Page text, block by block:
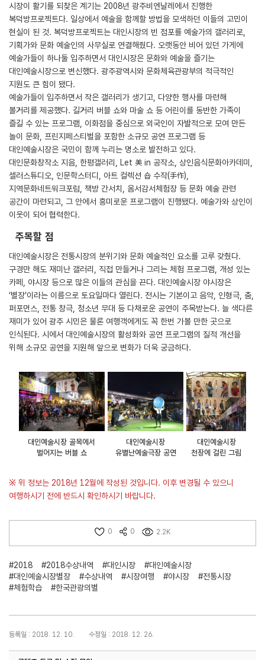
시장이 활기를 되찾은 계기는 2008년 광주비엔날레에서 진행한
복덕방프로젝트다. 일상에서 예술을 함께할 방법을 모색하던 이들의 고민이
현실이 된 것. 복덕방프로젝트는 대인시장의 빈 점포를 예술가의 갤러리로,
기획가와 문화 예술인의 사무실로 연결해줬다. 오랫동안 비어 있던 가게에
예술가들이 하나둘 입주하면서 대인시장은 문화와 예술을 즐기는
대인예술시장으로 변신했다. 광주광역시와 문화체육관광부의 적극적인
지원도 큰 힘이 됐다.
예술가들이 입주하면서 작은 갤러리가 생기고, 다양한 행사를 마련해
볼거리를 제공했다. 길거리 버블 쇼와 마술 쇼 등 어린이를 동반한 가족이
즐길 수 있는 프로그램, 이화점을 중심으로 외국인이 자발적으로 모여 만든
놀이 문화, 프린지페스티벌을 포함한 소규모 공연 프로그램 등
대인예술시장은 국민이 함께 누리는 명소로 발전하고 있다.
대인문화창작소 지음, 한평갤러리, Let 美 in 공작소, 상인음식문화아카데미,
셀러스튜디오, 인문학스터디, 아트 컬렉션 숍 수작(手作),
지역문화네트워크포럼, 책방 간서치, 옴서감서체험장 등 문화 예술 관련
공간이 마련되고, 그 안에서 흥미로운 프로그램이 진행됐다. 예술가와 상인이
이웃이 되어 협력한다.
주목할 점
대인예술시장은 전통시장의 분위기와 문화 예술적인 요소를 고루 갖췄다.
구경만 해도 재미난 갤러리, 직접 만들거나 그리는 체험 프로그램, 개성 있는
카페, 야시장 등으로 많은 이들의 관심을 끈다. 대인예술시장 야시장은
‘별장’이라는 이름으로 토요일마다 열린다. 전시는 기본이고 음악, 인형극, 춤,
퍼포먼스, 전통 창극, 청소년 무대 등 다채로운 공연이 주목받는다. 늘 색다른
재미가 있어 광주 시민은 물론 여행객에게도 꼭 한번 가볼 만한 곳으로
인식된다. 시에서 대인예술시장의 활성화와 공연 프로그램의 질적 개선을
위해 소규모 공연을 지원해 앞으로 변화가 더욱 궁금하다.
대인예술시장 골목에서
벌어지는 버블 쇼
대인예술시장
유별난예술극장 공연
대인예술시장
천장에 걸린 그림
※ 위 정보는 2018년 12월에 작성된 것입니다. 이후 변경될 수 있으니
여행하시기 전에 반드시 확인하시기 바랍니다.
0 0 2.2K
#2018 #2018수상내역 #대인시장
#대인예술시장
#대인예술시장별장
#수상내역 #시장여행 #야시장
#전통시장
#체험학습
#한국관광의별
등록일 : 2018. 12. 10. 수정일 : 2018. 12. 26.